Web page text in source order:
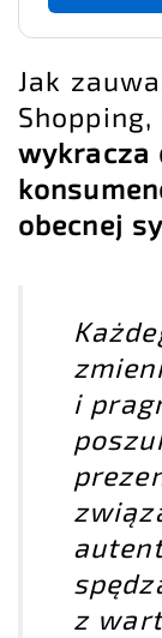
Jak
Shopping,
wykracza
obecnej
i
z